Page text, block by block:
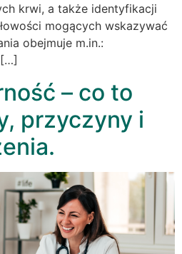
krwi, a także identyfikacji
mogących wskazywać
obejmuje m.in.:
– co to
przyczyny i